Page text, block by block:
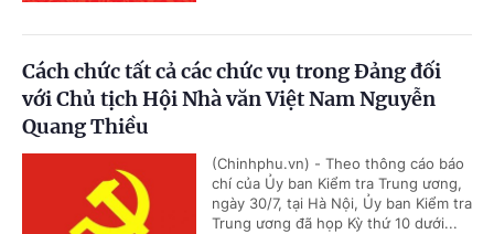
Cách chức tất cả các chức vụ trong Đảng đối
với Chủ tịch Hội Nhà văn Việt Nam Nguyễn
Quang Thiều
(Chinhphu.vn) - Theo thông cáo báo
chí của Ủy ban Kiểm tra Trung ương,
ngày 30/7, tại Hà Nội, Ủy ban Kiểm tra
Trung ương đã họp Kỳ thứ 10 dưới...